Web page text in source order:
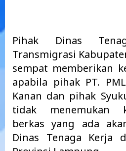
Pihak Dinas
Transmigrasi
sempat memberikan
apabila pihak PT.
Kanan dan pihak
tidak menemukan
berkas yang ada
Dinas Tenaga Kerja